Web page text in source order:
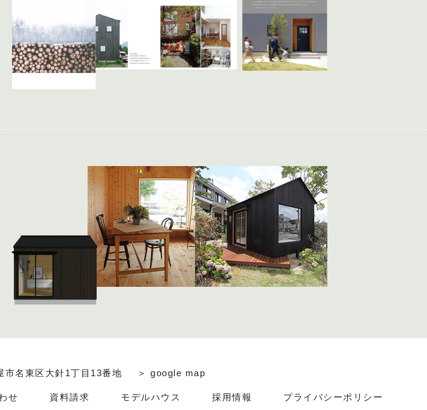
市名東区大針1丁目13番地 ＞ google map
せ 資料請求 モデルハウス 採用情報 プライバシーポリシー